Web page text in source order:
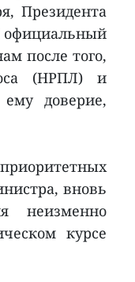
Президента
официальный
после того,
(НРПЛ) и
доверие,
вновь
неизменно
курсе